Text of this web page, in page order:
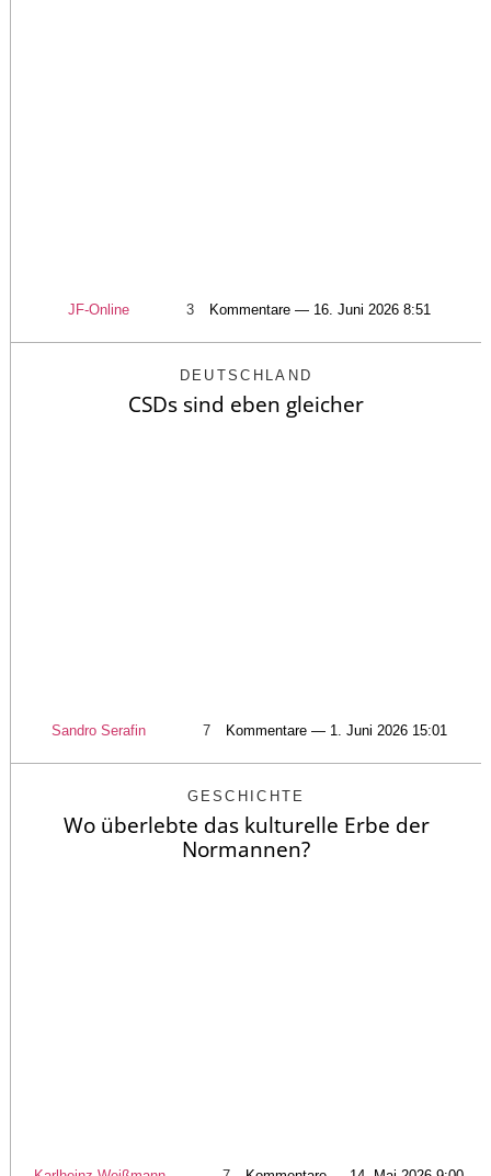
JF-Online 3 Kommentare — 16. Juni 2026 8:51
DEUTSCHLAND
CSDs sind eben gleicher
Sandro Serafin 7 Kommentare — 1. Juni 2026 15:01
GESCHICHTE
Wo überlebte das kulturelle Erbe der
Normannen?